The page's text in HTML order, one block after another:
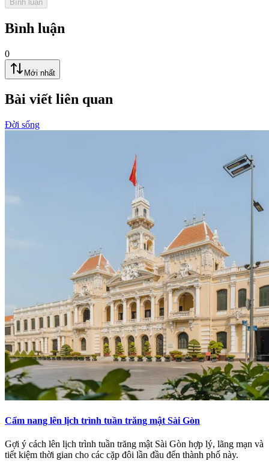
Bình luận
Bình luận
0
Mới nhất
Bài viết liên quan
Đời sống
Cẩm nang lên lịch trình tuần trăng mật Sài Gòn
Gợi ý cách lên lịch trình tuần trăng mật Sài Gòn hợp lý, lãng mạn và
tiết kiệm thời gian cho các cặp đôi lần đầu đến thành phố này.